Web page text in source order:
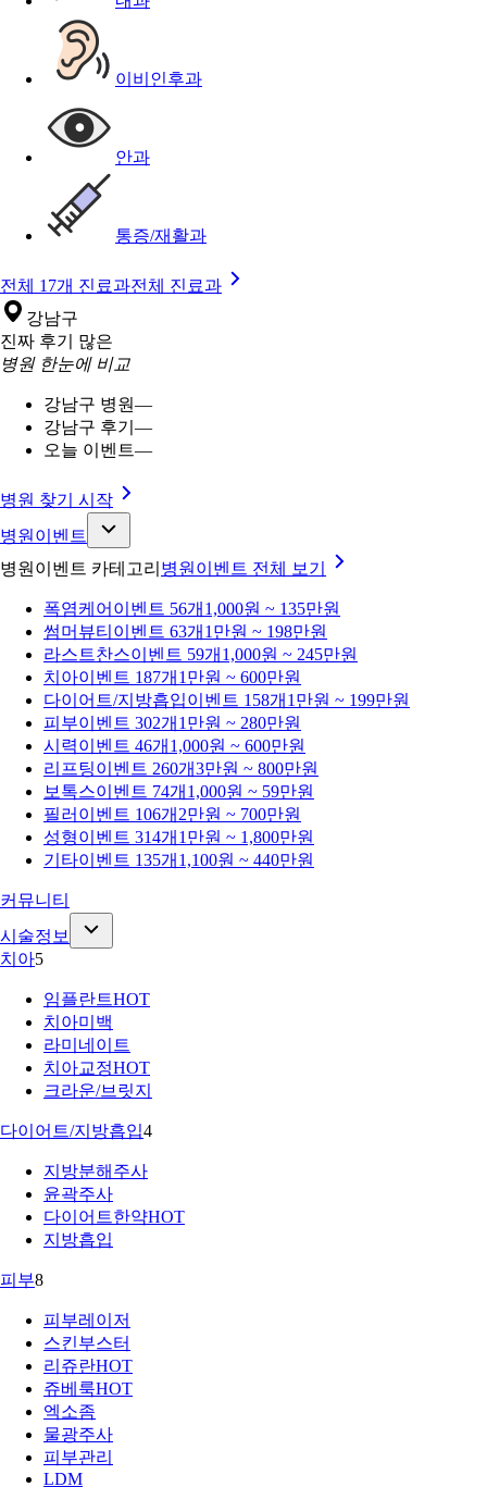
이비인후과
안과
통증/재활과
전체 17개 진료과전체 진료과
강남구
진짜 후기 많은
병원 한눈에 비교
강남구 병원—
강남구 후기 —
오늘 이벤트—
병원 찾기 시작
병원이벤트
병원이벤트 카테고리 병원이벤트 전체 보기
폭염케어 이벤트 56개 1,000원 ~ 135만원
썸머뷰티 이벤트 63개 1만원 ~ 198만원
라스트찬스이벤트 59개 1,000원 ~ 245만원
치아이벤트 187개 1만원 ~ 600만원
다이어트/지방흡입이벤트 158개 1만원 ~ 199만원
피부이벤트 302개 1만원 ~ 280만원
시력이벤트 46개 1,000원 ~ 600만원
리프팅이벤트 260개3만원 ~ 800만원
보톡스이벤트 74개 1,000원 ~ 59만원
필러 이벤트 106개 2만원 ~ 700만원
성형이벤트 314개 1만원 ~ 1,800만원
기타이벤트 135개 1,100원 ~ 440만원
커뮤니티
시술정보
치아5
임플란트HOT
치아미백
라미네이트
치아교정HOT
크라운/브릿지
다이어트/지방흡입4
지방분해주사
윤곽주사
다이어트한약HOT
지방흡입
피부8
피부레이저
스킨부스터
리쥬란HOT
쥬베룩HOT
엑소좀
물광주사
피부관리
LDM